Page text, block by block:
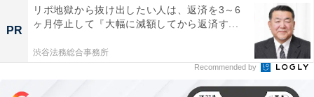
PR
リボ地獄から抜け出したい人は、返済を3～6
ヶ月停止して『大幅に減額してから返済す...
渋谷法務総合事務所
Recommended by